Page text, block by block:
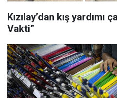
Kızılay’dan kış yardımı
Vakti”